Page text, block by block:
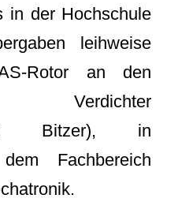
in der Hochschule
leihweise
Rotor an den
Verdichter
Bitzer), in
Fachbereich